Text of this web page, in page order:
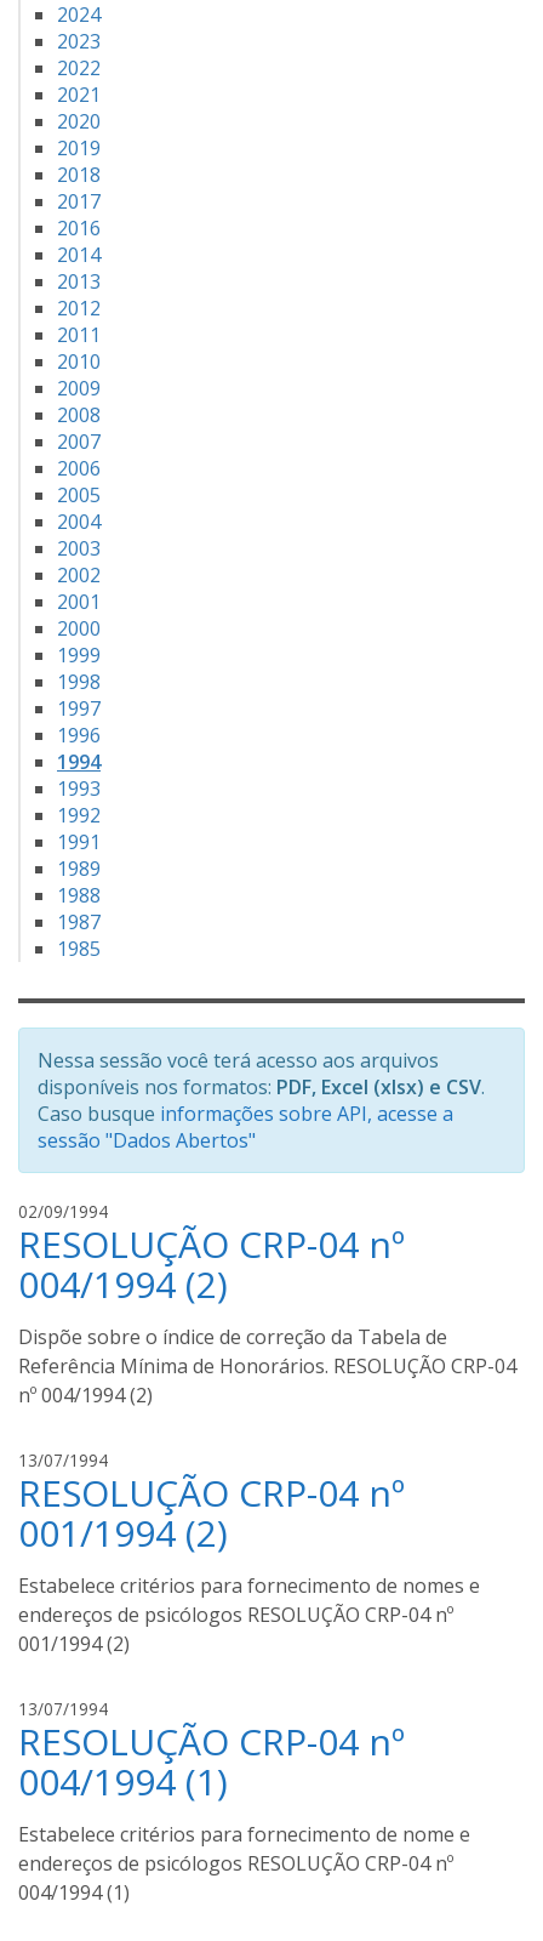
2024
2023
2022
2021
2020
2019
2018
2017
2016
2014
2013
2012
2011
2010
2009
2008
2007
2006
2005
2004
2003
2002
2001
2000
1999
1998
1997
1996
1994
1993
1992
1991
1989
1988
1987
1985
Nessa sessão você terá acesso aos arquivos
disponíveis nos formatos: PDF, Excel (xlsx) e CSV.
Caso busque informações sobre API, acesse a
sessão "Dados Abertos"
02/09/1994a
u
g
u
t
o
m
r
a
RESOLUÇÃO CRP-04 nº
004/1994 (2)
Dispõe sobre o índice de correção da Tabela de
Referência Mínima de Honorários. RESOLUÇÃO CRP-04
nº 004/1994 (2)
13/07/1994a
u
g
u
t
o
m
r
a
RESOLUÇÃO CRP-04 nº
001/1994 (2)
Estabelece critérios para fornecimento de nomes e
endereços de psicólogos RESOLUÇÃO CRP-04 nº
001/1994 (2)
13/07/1994a
u
g
u
t
o
m
RESOLUÇÃO CRP-04 nº
004/1994 (1)
Estabelece critérios para fornecimento de nome e
endereços de psicólogos RESOLUÇÃO CRP-04 nº
004/1994 (1)